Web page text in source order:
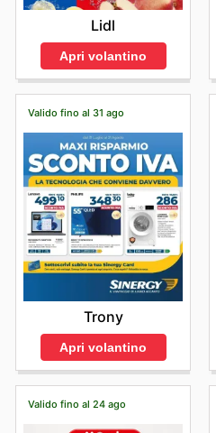
Lidl
Apri volantino
Valido fino al 31 ago
Trony
Apri volantino
Valido fino al 24 ago